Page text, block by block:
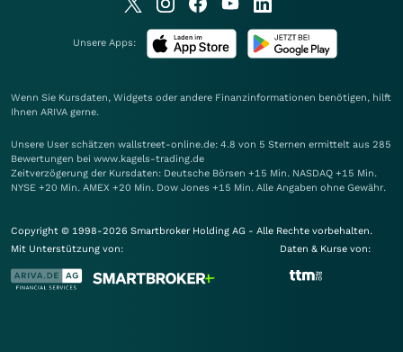
Unsere Apps:
Wenn Sie Kursdaten, Widgets oder andere Finanzinformationen benötigen, hilft
Ihnen ARIVA gerne.
Unsere User schätzen wallstreet-online.de: 4.8 von 5 Sternen ermittelt aus 285
Bewertungen bei www.kagels-trading.de
Zeitverzögerung der Kursdaten: Deutsche Börsen +15 Min. NASDAQ +15 Min.
NYSE +20 Min. AMEX +20 Min. Dow Jones +15 Min. Alle Angaben ohne Gewähr.
Copyright © 1998-2026 Smartbroker Holding AG - Alle Rechte vorbehalten.
Mit Unterstützung von:
Daten & Kurse von: